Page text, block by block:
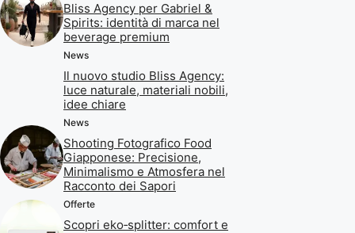
Bliss Agency per Gabriel &
Spirits: identità di marca nel
beverage premium
News
Il nuovo studio Bliss Agency:
luce naturale, materiali nobili,
idee chiare
News
Shooting Fotografico Food
Giapponese: Precisione,
Minimalismo e Atmosfera nel
Racconto dei Sapori
Offerte
Scopri eko‑splitter: comfort e